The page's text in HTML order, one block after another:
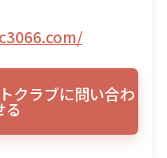
クラブに問い合わ
る